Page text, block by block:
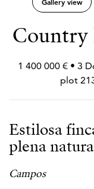
Country
1 400 000 € • 3
plot
Estilosa
plena
Campos